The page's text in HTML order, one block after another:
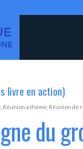
livre en action)
Réunion à thème Réunion de
du